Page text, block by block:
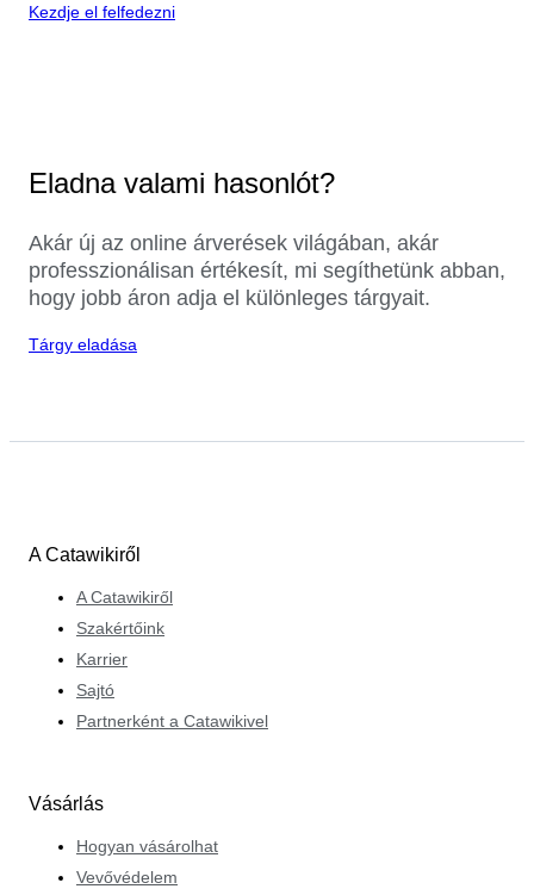
Kezdje el felfedezni
Eladna valami hasonlót?
Akár új az online árverések világában, akár
professzionálisan értékesít, mi segíthetünk abban,
hogy jobb áron adja el különleges tárgyait.
Tárgy eladása
A Catawikiről
A Catawikiről
Szakértőink
Karrier
Sajtó
Partnerként a Catawikivel
Vásárlás
Hogyan vásárolhat
Vevővédelem